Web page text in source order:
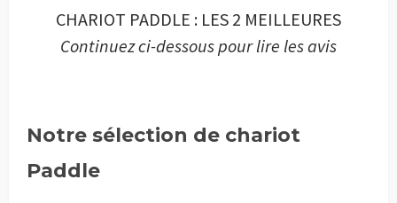
CHARIOT PADDLE : LES 2 MEILLEURES
Continuez ci-dessous pour lire les avis
Notre sélection de chariot
Paddle